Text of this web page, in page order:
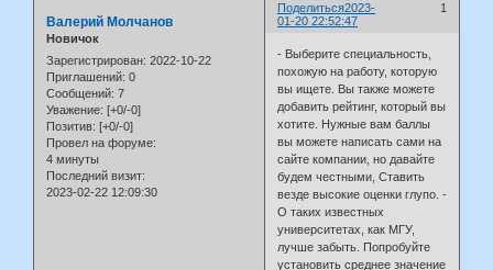
Поделиться 1
2023-
01-20 22:52:47
Валерий Молчанов
Новичок
Зарегистрирован: 2022-10-22
Приглашений: 0
Сообщений: 7
Уважение: [+0/-0]
Позитив: [+0/-0]
Провел на форуме:
4 минуты
Последний визит:
2023-02-22 12:09:30
- Выберите специальность,
похожую на работу, которую
вы ищете. Вы также можете
добавить рейтинг, который вы
хотите. Нужные вам баллы
вы можете написать сами на
сайте компании, но давайте
будем честными, Ставить
везде высокие оценки глупо. -
О таких известных
университетах, как МГУ,
лучше забыть. Попробуйте
установить среднее значение